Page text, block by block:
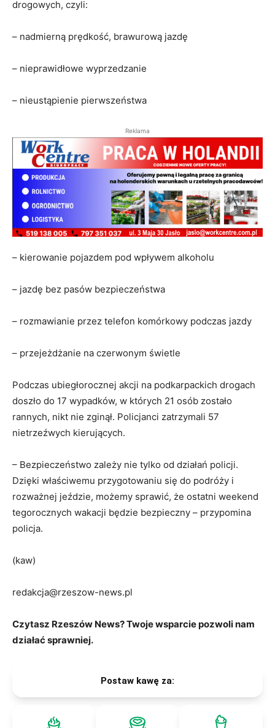
drogowych, czyli:
– nadmierną prędkość, brawurową jazdę
– nieprawidłowe wyprzedzanie
– nieustąpienie pierwszeństwa
Reklama
– kierowanie pojazdem pod wpływem alkoholu
– jazdę bez pasów bezpieczeństwa
– rozmawianie przez telefon komórkowy podczas jazdy
– przejeżdżanie na czerwonym świetle
Podczas ubiegłorocznej akcji na podkarpackich drogach
doszło do 17 wypadków, w których 21 osób zostało
rannych, nikt nie zginął. Policjanci zatrzymali 57
nietrzeźwych kierujących.
– Bezpieczeństwo zależy nie tylko od działań policji.
Dzięki właściwemu przygotowaniu się do podróży i
rozważnej jeździe, możemy sprawić, że ostatni weekend
tegorocznych wakacji będzie bezpieczny – przypomina
policja.
(kaw)
redakcja@rzeszow-news.pl
Czytasz Rzeszów News? Twoje wsparcie pozwoli nam
działać sprawniej.
Postaw kawę za: